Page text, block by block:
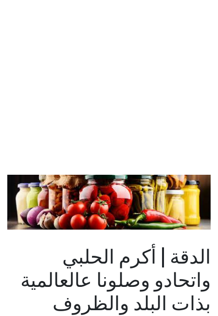
الدقة | أكرم الحلبي
واتحادو وصلونا عالعالمية
بذات البلد والظروف